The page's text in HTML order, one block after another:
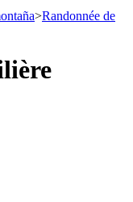
>Randonnée de